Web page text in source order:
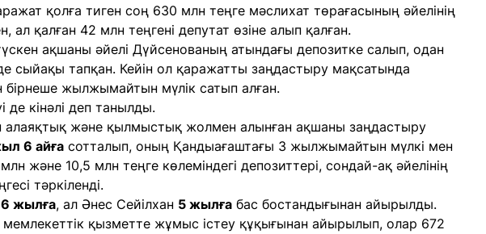
қолға тиген соң 630 млн теңге мәслихат төрағасының әйелінің
ал қалған 42 млн теңгені депутат өзіне алып қалған.
ақшаны әйелі Дүйсенованың атындағы депозитке салып, одан
сыйақы тапқан. Кейін ол қаражатты заңдастыру мақсатында
жылжымайтын мүлік сатып алған.
кінәлі деп танылды.
алаяқтық және қылмыстық жолмен алынған ақшаны заңдастыру
6 айға сотталып, оның Қандыағаштағы 3 жылжымайтын мүлкі мен
және 10,5 млн теңге көлеміндегі депозиттері, сондай-ақ әйелінің
тәркіленді.
6 жылға, ал Әнес Сейілхан 5 жылға бас бостандығынан айырылды.
қызметте жұмыс істеу құқығынан айырылып, олар 672